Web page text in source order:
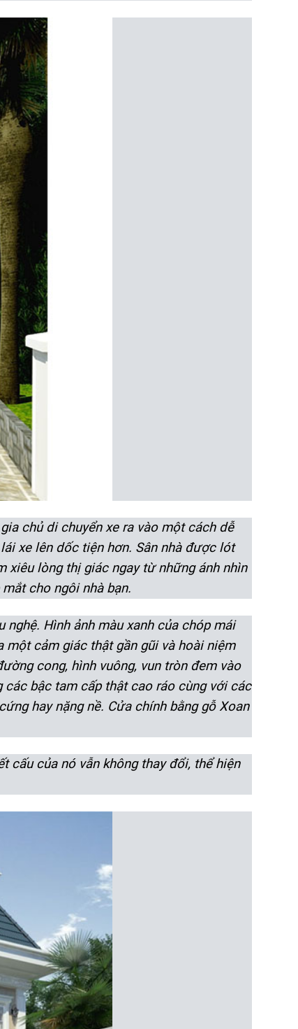
chủ di chuyển xe ra vào một cách dễ
xe lên dốc tiện hơn. Sân nhà được lót
xiêu lòng thị giác ngay từ những ánh nhìn
cho ngôi nhà bạn.
Hình ảnh màu xanh của chóp mái
một cảm giác thật gần gũi và hoài niệm
cong, hình vuông, vun tròn đem vào
bậc tam cấp thật cao ráo cùng với các
hay nặng nề. Cửa chính bằng gỗ Xoan
cấu của nó vẫn không thay đổi, thể hiện